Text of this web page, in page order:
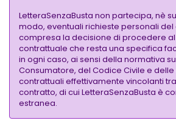
LetteraSenzaBusta non partecipa, nè
modo, eventuali richieste personali
compresa la decisione di procedere
contrattuale che resta una specifica
in ogni caso, ai sensi della normativa
Consumatore, del Codice Civile e
contrattuali effettivamente vincolanti
contratto, di cui LetteraSenzaBusta è
estranea.